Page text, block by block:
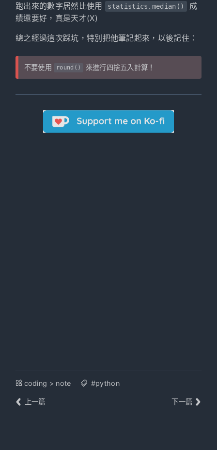
跑出來的數字居然比使用 statistics.median()
成
績還要好，真是天才(X)
總之經過這次踩坑，特別把他筆記起來，以後記住：
不要使用 round() 來進行四捨五入計算！
coding > note #python
上一篇 下一篇